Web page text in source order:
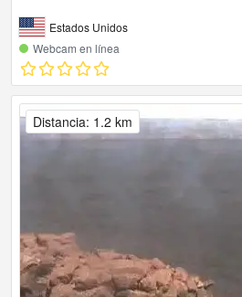
Estados Unidos
Webcam en línea
Distancia: 1.2 km